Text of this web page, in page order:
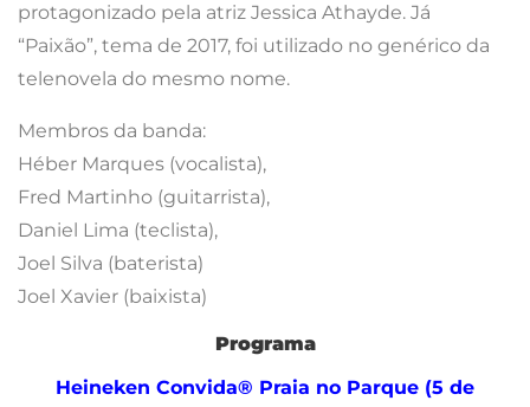
protagonizado pela atriz Jessica Athayde. Já
“Paixão”, tema de 2017, foi utilizado no genérico da
telenovela do mesmo nome.
Membros da banda:
Héber Marques (vocalista),
Fred Martinho (guitarrista),
Daniel Lima (teclista),
Joel Silva (baterista)
Joel Xavier (baixista)
Programa
Heineken Convida® Praia no Parque (5 de